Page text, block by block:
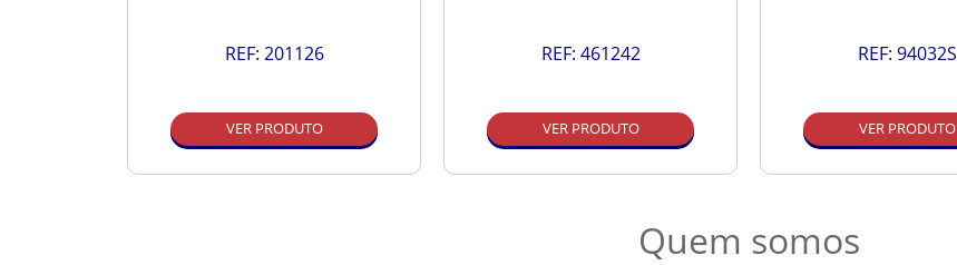
REF: 201126
VER PRODUTO
REF: 461242
VER PRODUTO
REF: 94032S
VER PRODUTO
Quem somos